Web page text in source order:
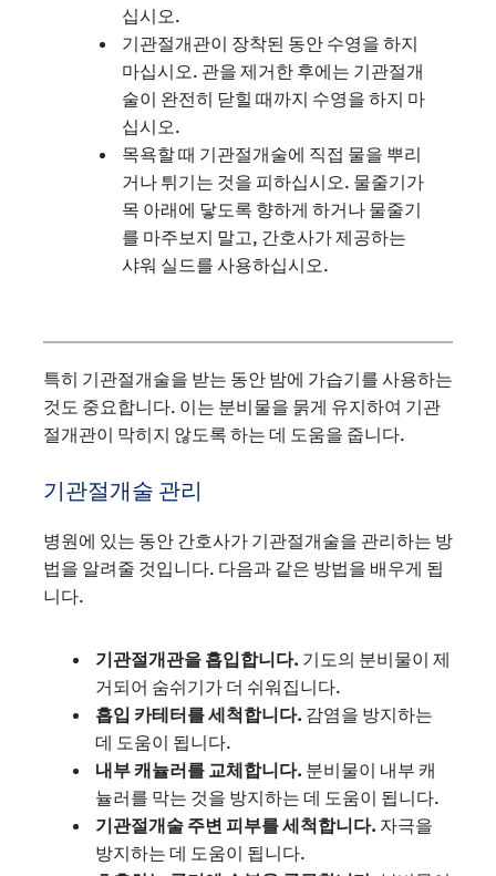
십시오.
기관절개관이 장착된 동안 수영을 하지
마십시오. 관을 제거한 후에는 기관절개
술이 완전히 닫힐 때까지 수영을 하지 마
십시오.
목욕할 때 기관절개술에 직접 물을 뿌리
거나 튀기는 것을 피하십시오. 물줄기가
목 아래에 닿도록 향하게 하거나 물줄기
를 마주보지 말고, 간호사가 제공하는
샤워 실드를 사용하십시오.
특히 기관절개술을 받는 동안 밤에 가습기를 사용하는
것도 중요합니다. 이는 분비물을 묽게 유지하여 기관
절개관이 막히지 않도록 하는 데 도움을 줍니다.
기관절개술 관리
병원에 있는 동안 간호사가 기관절개술을 관리하는 방
법을 알려줄 것입니다. 다음과 같은 방법을 배우게 됩
니다.
기관절개관을 흡입합니다. 기도의 분비물이 제
거되어 숨쉬기가 더 쉬워집니다.
흡입 카테터를 세척합니다. 감염을 방지하는
데 도움이 됩니다.
내부 캐뉼러를 교체합니다. 분비물이 내부 캐
뉼러를 막는 것을 방지하는 데 도움이 됩니다.
기관절개술 주변 피부를 세척합니다. 자극을
방지하는 데 도움이 됩니다.